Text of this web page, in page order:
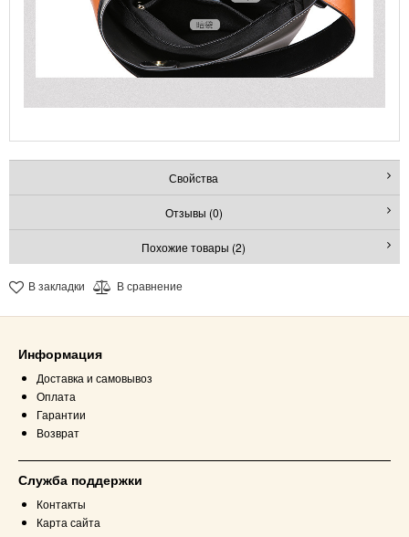
Свойства
Отзывы (0)
Похожие товары (2)
В закладки В сравнение
Информация
Доставка и самовывоз
Оплата
Гарантии
Возврат
Служба поддержки
Контакты
Карта сайта